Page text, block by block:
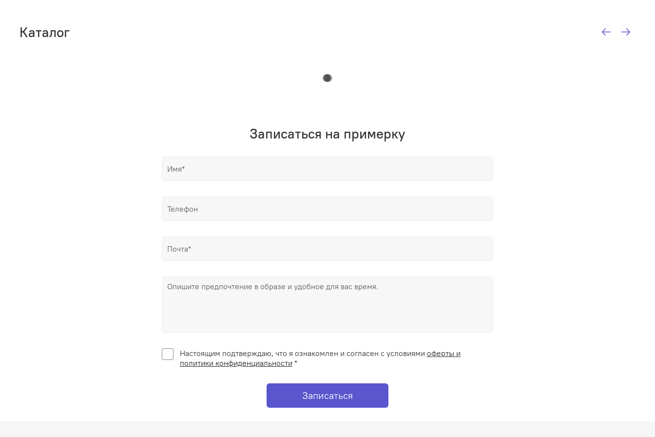
Каталог
Записаться на примерку
Настоящим подтверждаю, что я ознакомлен и согласен с условиями оферты и
политики конфиденциальности *
Записаться